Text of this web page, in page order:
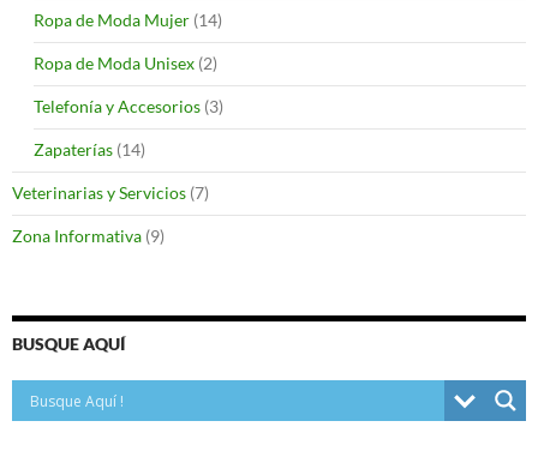
Ropa de Moda Mujer (14)
Ropa de Moda Unisex (2)
Telefonía y Accesorios (3)
Zapaterías (14)
Veterinarias y Servicios (7)
Zona Informativa (9)
BUSQUE AQUÍ